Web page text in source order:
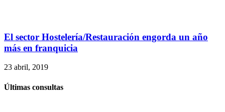
El sector Hostelería/Restauración engorda un año
más en franquicia
23 abril, 2019
Últimas consultas